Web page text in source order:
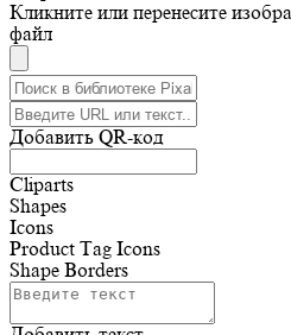
Кликните или перенесите
файл
Добавить QR-код
Cliparts
Shapes
Icons
Product Tag Icons
Shape Borders